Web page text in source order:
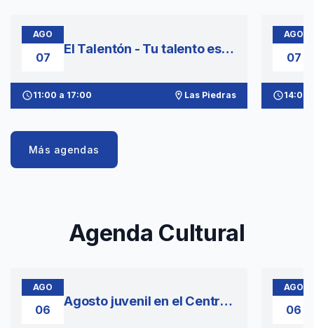
AGO
07
El Talentón - Tu talento es
schedule11:00 a 17:00 room Las Piedras
AGO
07
schedule14:00
Más agendas
Agenda Cultural
AGO
06
Agosto juvenil en el Centro
AGO
06